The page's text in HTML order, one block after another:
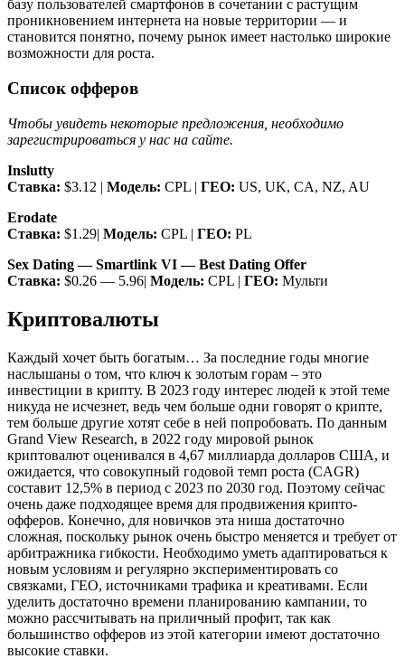
базу пользователей смартфонов в сочетании с растущим
проникновением интернета на новые территории — и
становится понятно, почему рынок имеет настолько широкие
возможности для роста.
Список офферов
Чтобы увидеть некоторые предложения, необходимо
зарегистрироваться у нас на сайте.
Inslutty
Ставка: $3.12 | Модель: CPL | ГЕО: US, UK, CA, NZ, AU
Erodate
Ставка: $1.29| Модель: CPL | ГЕО: PL
Sex Dating — Smartlink VI — Best Dating Offer
Ставка: $0.26 — 5.96| Модель: CPL | ГЕО: Мульти
Криптовалюты
Каждый хочет быть богатым… За последние годы многие
наслышаны о том, что ключ к золотым горам – это
инвестиции в крипту. В 2023 году интерес людей к этой теме
никуда не исчезнет, ведь чем больше одни говорят о крипте,
тем больше другие хотят себе в ней попробовать. По данным
Grand View Research, в 2022 году мировой рынок
криптовалют оценивался в 4,67 миллиарда долларов США, и
ожидается, что совокупный годовой темп роста (CAGR)
составит 12,5% в период с 2023 по 2030 год. Поэтому сейчас
очень даже подходящее время для продвижения крипто-
офферов. Конечно, для новичков эта ниша достаточно
сложная, поскольку рынок очень быстро меняется и требует от
арбитражника гибкости. Необходимо уметь адаптироваться к
новым условиям и регулярно экспериментировать со
связками, ГЕО, источниками трафика и креативами. Если
уделить достаточно времени планированию кампании, то
можно рассчитывать на приличный профит, так как
большинство офферов из этой категории имеют достаточно
высокие ставки.